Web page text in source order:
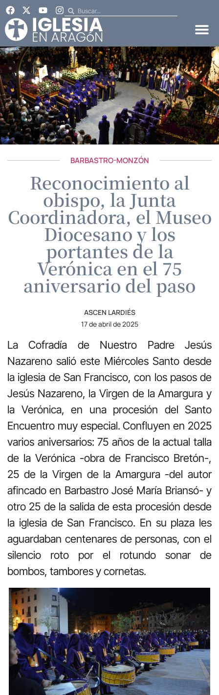
BARBASTRO-MONZÓN
Reconocimiento al
obispo, la Junta
Coordinadora, el Museo
Diocesano y los
portantes de la
Verónica en el 75
aniversario del paso
ASCEN LARDIÉS
17 de abril de 2025
La Cofradía de Nuestro Padre Jesús
Nazareno salió este Miércoles Santo desde
la iglesia de San Francisco, con los pasos de
Jesús Nazareno, la Virgen de la Amargura y
la Verónica, en una procesión del Santo
Encuentro muy especial. Confluyen en 2025
varios aniversarios: 75 años de la actual talla
de la Verónica -obra de Francisco Bretón-,
25 de la Virgen de la Amargura -del autor
afincado en Barbastro José María Briansó- y
otro 25 de la salida de esta procesión desde
la iglesia de San Francisco. En su plaza les
aguardaban centenares de personas, con el
silencio roto por el rotundo sonar de
bombos, tambores y cornetas.